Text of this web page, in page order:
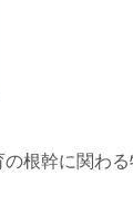
根幹に関わ